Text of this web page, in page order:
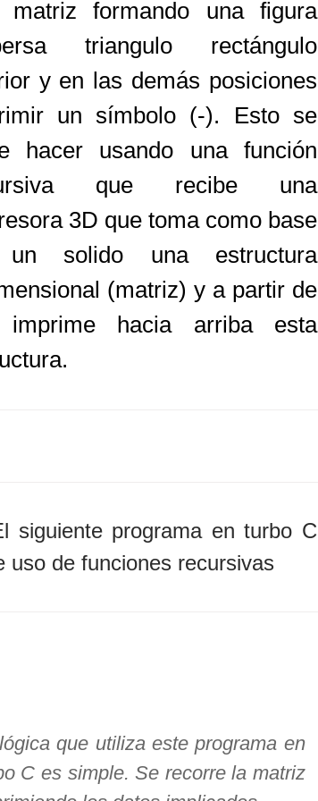
matriz formando una figura
triangulo rectángulo
y en las demás posiciones
un símbolo (-). Esto se
hacer usando una función
que recibe una
3D que toma como base
solido una estructura
(matriz) y a partir de
hacia arriba esta
siguiente programa en turbo C
uso de funciones recursivas
que utiliza este programa en
C es simple. Se recorre la matriz